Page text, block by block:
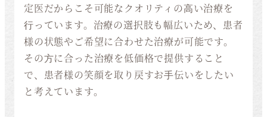
定医だからこそ可能なクオリティの⾼い治療を
⾏っています。治療の選択肢も幅広いため、患者
様の状態やご希望に合わせた治療が可能です。
その⽅に合った治療を低価格で提供すること
で、患者様の笑顔を取り戻すお⼿伝いをしたい
と考えています。